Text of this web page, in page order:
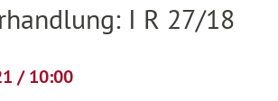
I R 27/18
/ 10:00